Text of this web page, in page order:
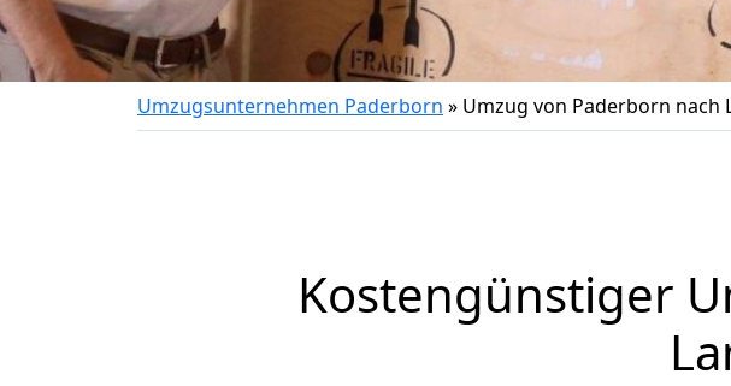
Umzugsunternehmen Paderborn » Umzug von Paderborn nach
Kostengünstiger